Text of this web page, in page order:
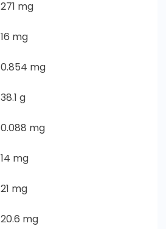
271 mg
16 mg
0.854 mg
38.1 g
0.088 mg
14 mg
21 mg
20.6 mg